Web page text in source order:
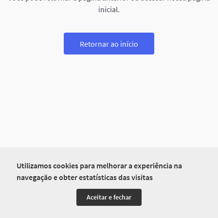
Utilizamos cookies para melhorar a experiência na
navegação e obter estatísticas das visitas
Aceitar e fechar
inicial.
Retornar ao início